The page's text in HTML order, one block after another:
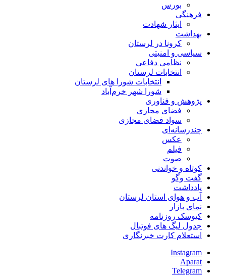
بورس
ایثار شهادت
کرونا در لرستان
و امنیتی
نظامی دفاعی
انتخابات لرستان
انتخابات شورا های لرستان
شورا شهر خرم‌آباد
و فناوری
فضای مجازی
سواد فضای مجازی
عكس
و خواندنی
وگو
و هوای استان لرستان
بازار
روزنامه
لیگ های فوتبال
کارت خبرنگاری